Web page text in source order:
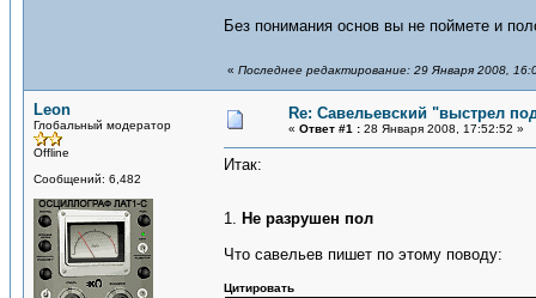
Без понимания основ вы не поймете и
« Последнее редактирование: 29 Января 2008,
Leon
Глобальный модератор
Offline
Сообщений: 6,482
Re: Савельевский "выстрел
« Ответ #1 : 28 Января 2008, 17:52:52 »
Итак:
1. Не разрушен пол
Что савельев пишет по этому поводу:
Цитировать